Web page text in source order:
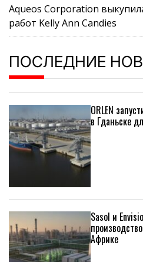
Aqueos Corporation
работ Kelly Ann Candies
ПОСЛЕДНИЕ
ORLEN
в Гданьске
Sasol и
Африке